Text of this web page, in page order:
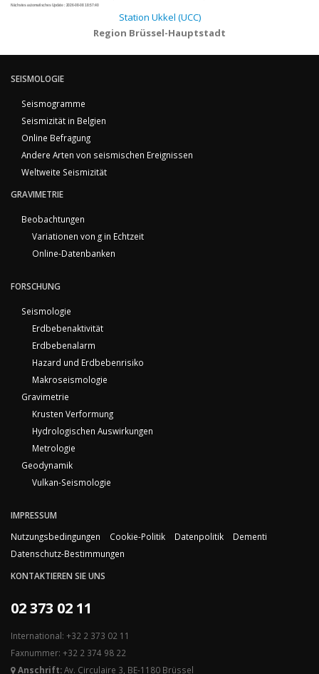
Nächstes automatisches Update : 2026-08-08 18:57:40
Station Ukkel (UCC)
Region Brüssel-Hauptstadt
SEISMOLOGIE
Seismogramme
Seismizität in Belgien
Online Befragung
Andere Arten von seismischen Ereignissen
Weltweite Seismizität
GRAVIMETRIE
Beobachtungen
Variationen von g in Echtzeit
Online-Datenbanken
FORSCHUNG
Seismologie
Erdbebenaktivität
Erdbebenalarm
Hazard und Erdbebenrisiko
Makroseismologie
Gravimetrie
Krusten Verformung
Hydrologischen Auswirkungen
Metrologie
Geodynamik
Vulkan-Seismologie
IMPRESSUM
Nutzungsbedingungen
Cookie-Politik Datenpolitik
Dementi
Datenschutz-Bestimmungen
KONTAKTIEREN SIE UNS
02 373 02 11
International: +32 2 373 02 11
Faxnummer: +32 2 374 98 22
Anschrift:Av. Circulaire 3, BE-1180 Brüssel